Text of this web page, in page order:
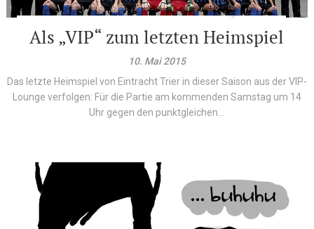
Als „VIP“ zum letzten Heimspiel
10. Mai 2015
Das letzte Heimspiel von Eintracht Trier in dieser Saison aus der VIP-
Lounge verfolgen: Für die Partie am kommenden Samstag um 14
Uhr gegen den punktgleichen...